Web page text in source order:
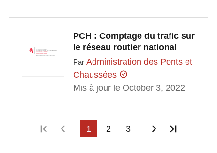
PCH : Comptage du trafic sur
le réseau routier national
Par Administration des Ponts et
Chaussées
Mis à jour le October 3, 2022
Première page
Page précédente
1 2 3 Page